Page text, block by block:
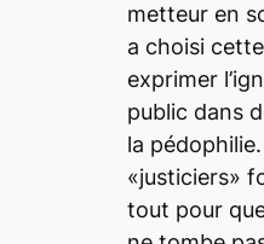
metteur en
a choisi
exprimer
public dans
la
«justiciers»
tout pour